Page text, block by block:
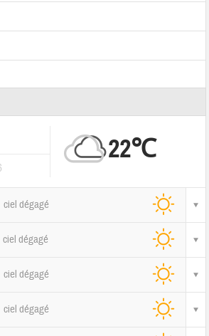
22℃
ciel dégagé
ciel dégagé
ciel dégagé
ciel dégagé